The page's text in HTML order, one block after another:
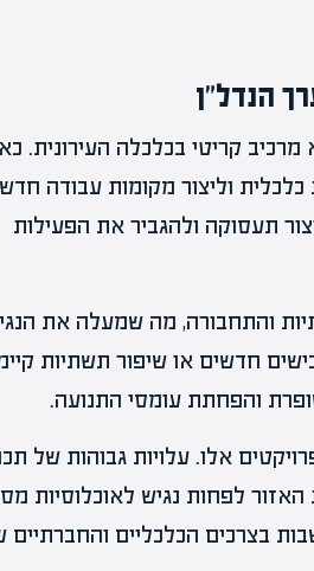
הנדל"ן
קריטי בכלכלה העירונית.
כלכלית וליצור מקומות עבודה
תעסוקה ולהגביר את הפעילות
והתחבורה, מה שמעלה את
חדשים או שיפור תשתיות
והפחתת עומסי התנועה.
אלו. עלויות גבוהות של
לפחות נגיש לאוכלוסיות
בצרכים הכלכליים והחברתיים